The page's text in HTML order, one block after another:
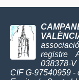
registre
038378-V
CIF G-97540959 -